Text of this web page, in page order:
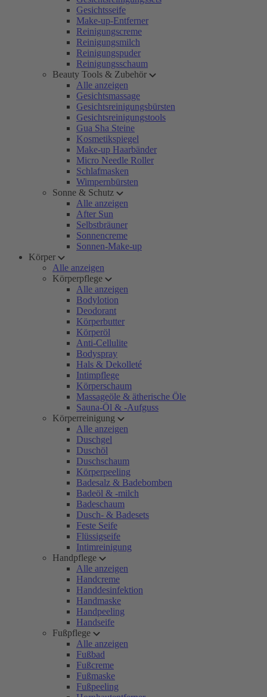
Gesichtsseife
Make-up-Entferner
Reinigungscreme
Reinigungsmilch
Reinigungspuder
Reinigungsschaum
Beauty Tools & Zubehör
Alle anzeigen
Gesichtsmassage
Gesichtsreinigungsbürsten
Gesichtsreinigungstools
Gua Sha Steine
Kosmetikspiegel
Make-up Haarbänder
Micro Needle Roller
Schlafmasken
Wimpernbürsten
Sonne & Schutz
Alle anzeigen
After Sun
Selbstbräuner
Sonnencreme
Sonnen-Make-up
Körper
Alle anzeigen
Körperpflege
Alle anzeigen
Bodylotion
Deodorant
Körperbutter
Körperöl
Anti-Cellulite
Bodyspray
Hals & Dekolleté
Intimpflege
Körperschaum
Massageöle & ätherische Öle
Sauna-Öl & -Aufguss
Körperreinigung
Alle anzeigen
Duschgel
Duschöl
Duschschaum
Körperpeeling
Badesalz & Badebomben
Badeöl & -milch
Badeschaum
Dusch- & Badesets
Feste Seife
Flüssigseife
Intimreinigung
Handpflege
Alle anzeigen
Handcreme
Handdesinfektion
Handmaske
Handpeeling
Handseife
Fußpflege
Alle anzeigen
Fußbad
Fußcreme
Fußmaske
Fußpeeling